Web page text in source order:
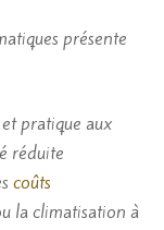
présente
pratique aux
réduite
coûts
la climatisation à